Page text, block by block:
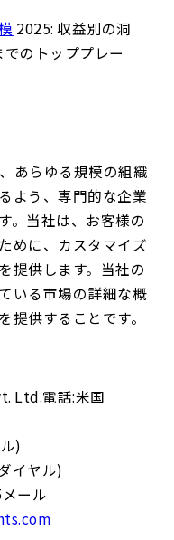
2025: 収益別の洞
のトッププレー
あらゆる規模の組織
よう、専門的な企業
。当社は、お客様の
めに、カスタマイズ
提供します。当社の
いる市場の詳細な概
提供することです。
Ltd.電話:米国
)
イヤル)
ール